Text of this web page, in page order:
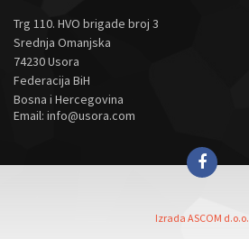
Trg 110. HVO brigade broj 3
Srednja Omanjska
74230 Usora
Federacija BiH
Bosna i Hercegovina
Email: info@usora.com
Izrada ASCOM d.o.o.